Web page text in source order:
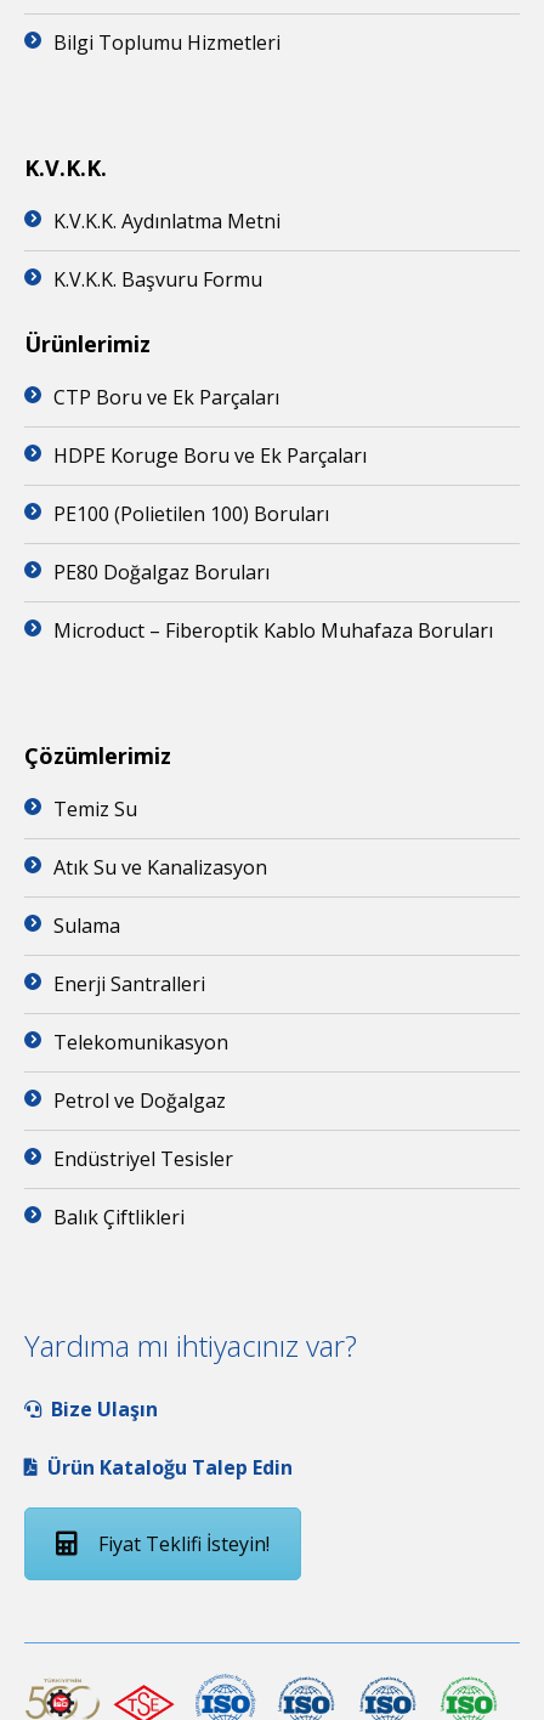
Bilgi Toplumu Hizmetleri
K.V.K.K.
K.V.K.K. Aydınlatma Metni
K.V.K.K. Başvuru Formu
Ürünlerimiz
CTP Boru ve Ek Parçaları
HDPE Koruge Boru ve Ek Parçaları
PE100 (Polietilen 100) Boruları
PE80 Doğalgaz Boruları
Microduct – Fiberoptik Kablo Muhafaza Boruları
Çözümlerimiz
Temiz Su
Atık Su ve Kanalizasyon
Sulama
Enerji Santralleri
Telekomunikasyon
Petrol ve Doğalgaz
Endüstriyel Tesisler
Balık Çiftlikleri
Yardıma mı ihtiyacınız var?
Bize Ulaşın
Ürün Kataloğu Talep Edin
Fiyat Teklifi İsteyin!